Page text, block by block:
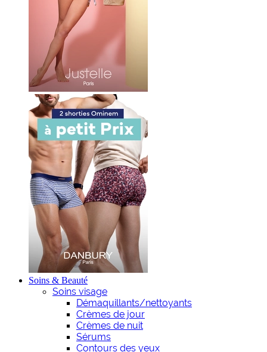
Soins & Beauté
Soins visage
Démaquillants/nettoyants
Crèmes de jour
Crèmes de nuit
Sérums
Contours des yeux